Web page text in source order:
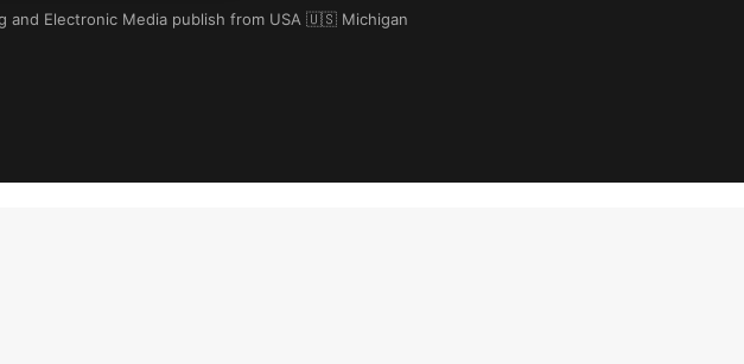
and Electronic Media publish from USA 🇺🇸 Michigan